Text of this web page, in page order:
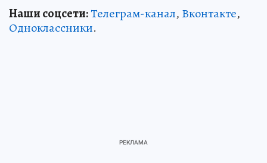
Наши соцсети:Телеграм-канал, Вконтакте,
Одноклассники.